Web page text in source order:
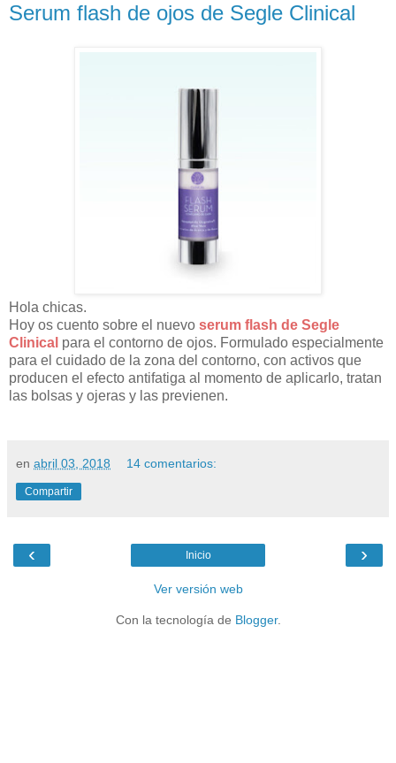
Serum flash de ojos de Segle Clinical
Hola chicas.
Hoy os cuento sobre el nuevo serum flash de Segle
Clinical para el contorno de ojos. Formulado especialmente
para el cuidado de la zona del contorno, con activos que
producen el efecto antifatiga al momento de aplicarlo, tratan
las bolsas y ojeras y las previenen.
en abril 03, 2018 14 comentarios:
Compartir
‹ ›
Inicio
Ver versión web
Con la tecnología de Blogger.